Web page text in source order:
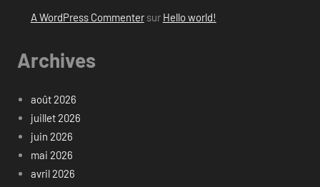
A WordPress Commentersur Hello world!
Archives
août 2026
juillet 2026
juin 2026
mai 2026
avril 2026